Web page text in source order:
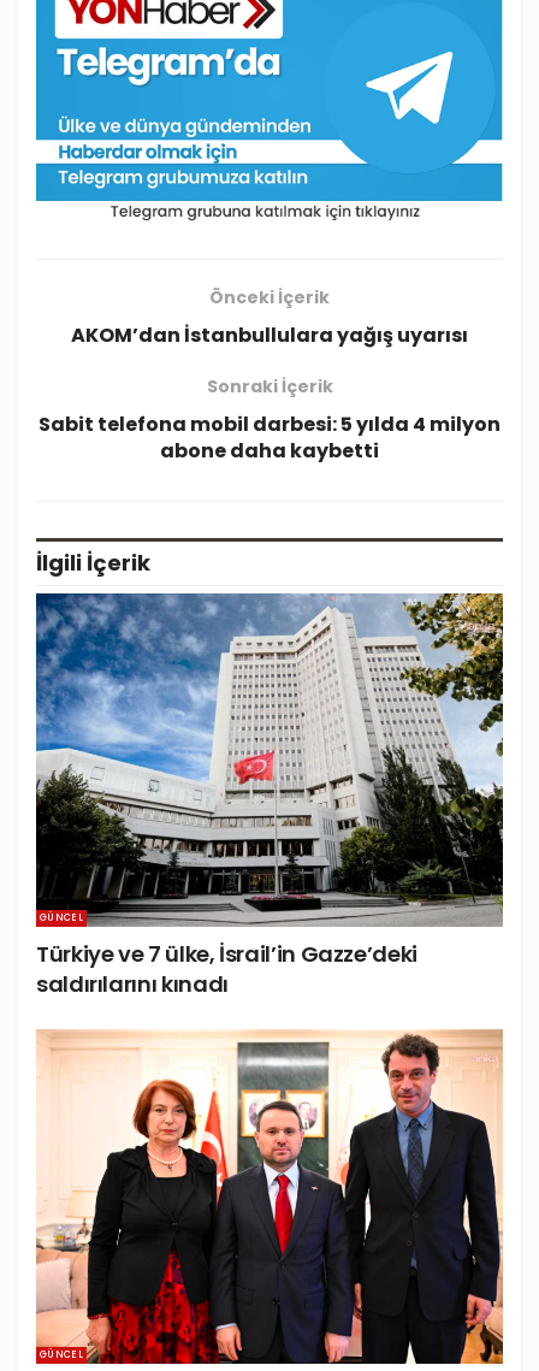
Önceki İçerik
AKOM’dan İstanbullulara yağış uyarısı
Sonraki İçerik
Sabit telefona mobil darbesi: 5 yılda 4 milyon
abone daha kaybetti
İlgili İçerik
GÜNCEL
Türkiye ve 7 ülke, İsrail’in Gazze’deki
saldırılarını kınadı
GÜNCEL